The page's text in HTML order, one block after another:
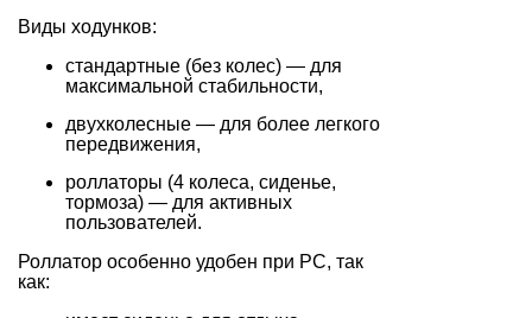
Виды ходунков:
стандартные (без колес) — для
максимальной стабильности,
двухколесные — для более легкого
передвижения,
роллаторы (4 колеса, сиденье,
тормоза) — для активных
пользователей.
Роллатор особенно удобен при РС, так
как: